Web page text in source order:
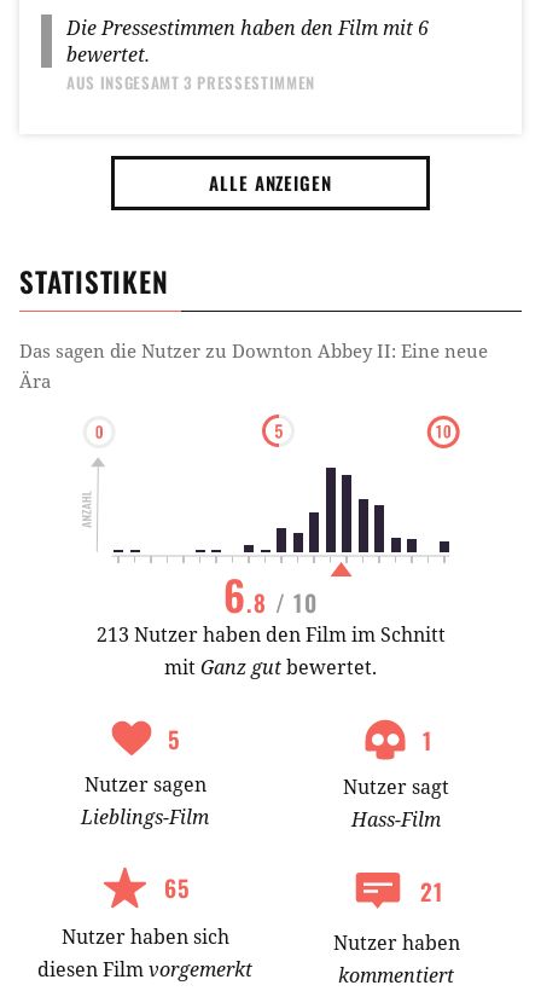
Die Pressestimmen haben den Film mit 6
bewertet.
AUS INSGESAMT3 PRESSESTIMMEN
ALLE ANZEIGEN
STATISTIKEN
Das sagen die Nutzer zu Downton Abbey II: Eine neue
Ära
6.8 / 10
213 Nutzer haben den Film im Schnitt
mitGanz gutbewertet.
5
Nutzersagen
Lieblings-Film
1
Nutzersagt
Hass-Film
65
Nutzerhabensich
diesen Filmvorgemerkt
21
Nutzer haben
kommentiert